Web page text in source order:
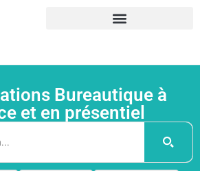
Bureautique à
et en présentiel